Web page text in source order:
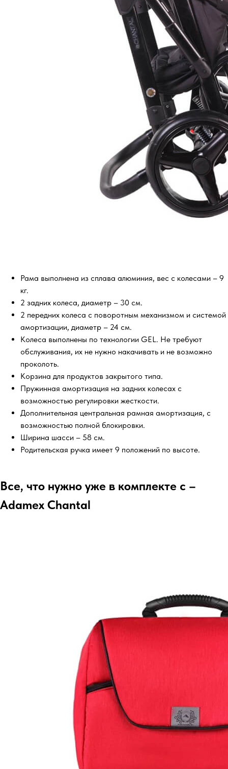
Рама выполнена из сплава алюминия, вес с колесами – 9
кг.
2 задних колеса, диаметр – 30 см.
2 передних колеса с поворотным механизмом и системой
амортизации, диаметр – 24 см.
Колеса выполнены по технологии GEL. Не требуют
обслуживания, их не нужно накачивать и не возможно
проколоть.
Корзина для продуктов закрытого типа.
Пружинная амортизация на задних колесах с
возможностью регулировки жесткости.
Дополнительная центральная рамная амортизация, с
возможностью полной блокировки.
Ширина шасси – 58 см.
Родительская ручка имеет 9 положений по высоте.
Все, что нужно уже в комплекте с –
Adamex Chantal